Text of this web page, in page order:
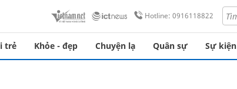
Hotline: 0916118822
trẻ Khỏe - đẹp Chuyện lạ Quân sự Sự kiện